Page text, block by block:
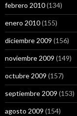
febrero 2010(134)
enero 2010(155)
diciembre 2009 (156)
noviembre 2009 (149)
octubre 2009 (157)
septiembre 2009 (153)
agosto 2009 (154)